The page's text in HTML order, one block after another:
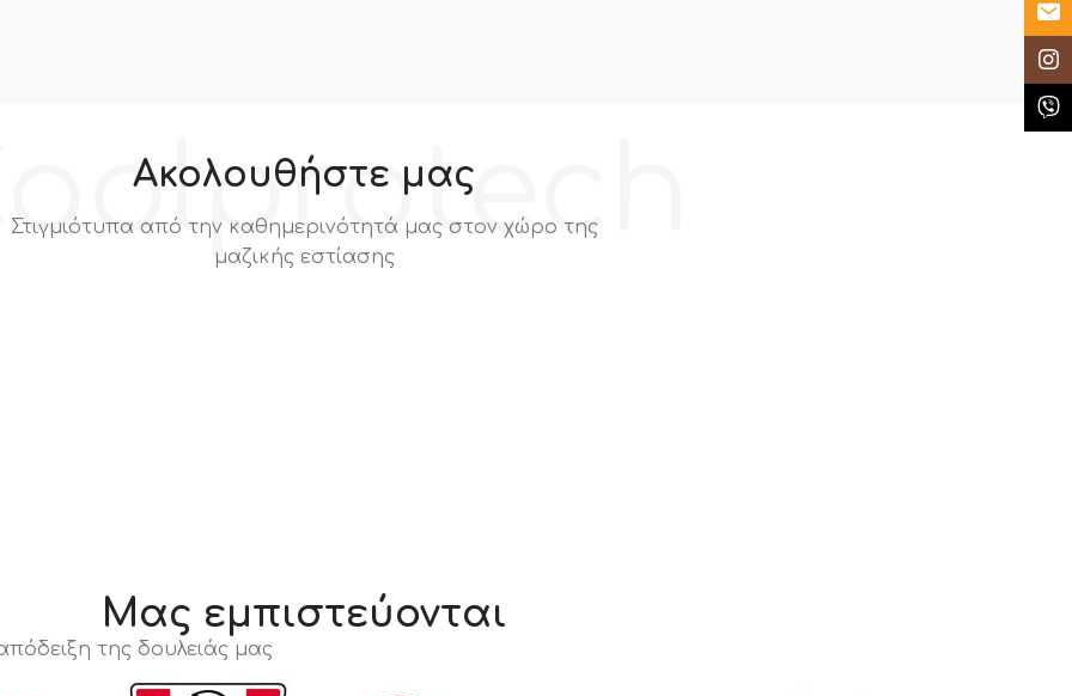
Ακολουθήστε μας
Στιγμιότυπα από την καθημερινότητά μας στον χώρο της
μαζικής εστίασης
Μας εμπιστεύονται
της δουλειάς μας
Email